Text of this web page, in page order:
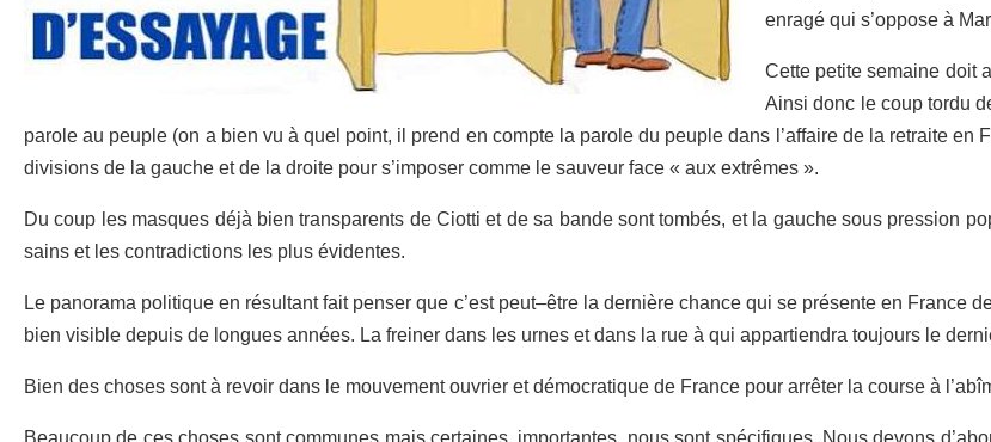
enragé qui s’oppose à
Cette petite semaine doit
Ainsi donc le coup tordu
parole au peuple (on a bien vu à quel point, il prend en compte la parole du peuple dans l’affaire de la retraite
divisions de la gauche et de la droite pour s’imposer comme le sauveur face « aux extrêmes ».
Du coup les masques déjà bien transparents de Ciotti et de sa bande sont tombés, et la gauche sous pression
sains et les contradictions les plus évidentes.
Le panorama politique en résultant fait penser que c’est peut–être la dernière chance qui se présente en France
bien visible depuis de longues années. La freiner dans les urnes et dans la rue à qui appartiendra toujours le
Bien des choses sont à revoir dans le mouvement ouvrier et démocratique de France pour arrêter la course à
Beaucoup de ces choses sont communes mais certaines, importantes, nous sont spécifiques. Nous devons